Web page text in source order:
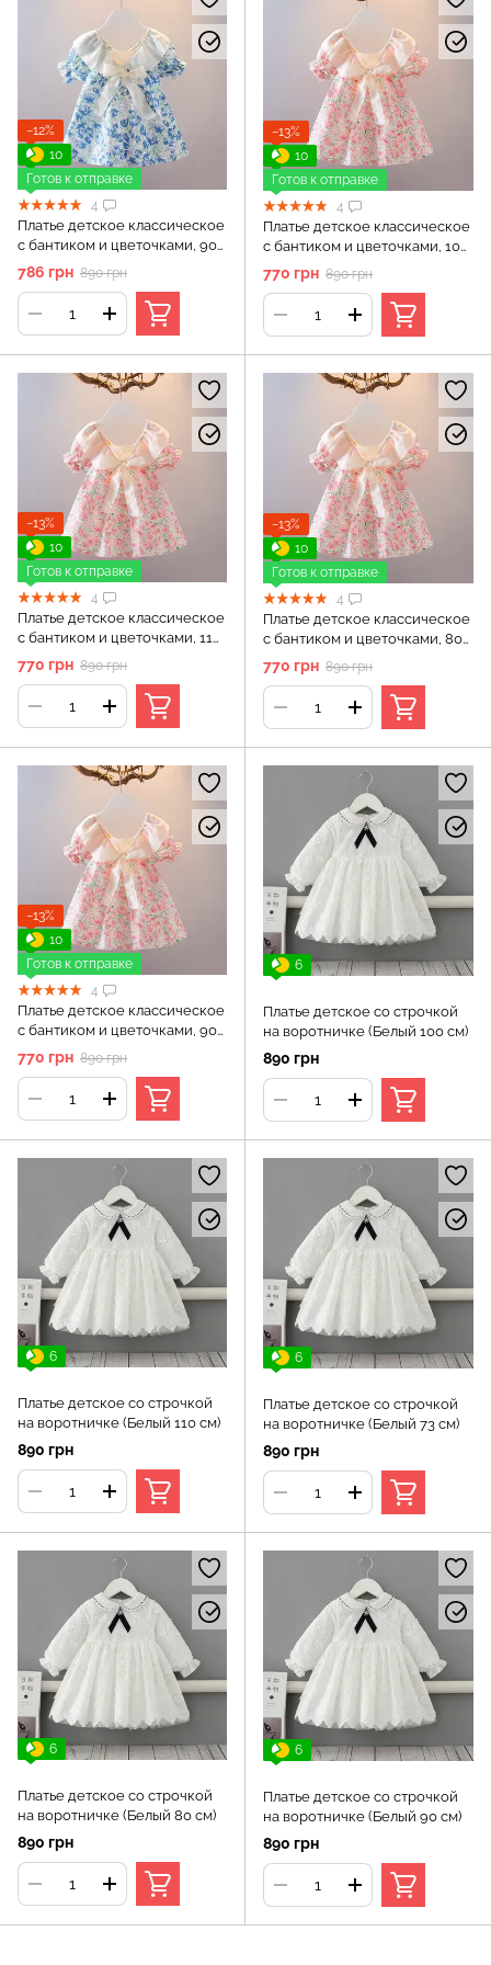
−12%
10
Готов к отправке
4
Платье детское классическое
с бантиком и цветочками, 90
см, Голубой
786 грн 890 грн
−13%
10
Готов к отправке
4
Платье детское классическое
с бантиком и цветочками, 100
см, Розовый
770 грн 890 грн
−13%
10
Готов к отправке
4
Платье детское классическое
с бантиком и цветочками, 110
см, Розовый
770 грн 890 грн
−13%
10
Готов к отправке
4
Платье детское классическое
с бантиком и цветочками, 80
см, Розовый
770 грн 890 грн
−13%
10
Готов к отправке
4
Платье детское классическое
с бантиком и цветочками, 90
см, Розовый
770 грн 890 грн
6
Платье детское со строчкой
на воротничке (Белый 100 см)
890 грн
6
Платье детское со строчкой
на воротничке (Белый 110 см)
890 грн
6
Платье детское со строчкой
на воротничке (Белый 73 см)
890 грн
6
Платье детское со строчкой
на воротничке (Белый 80 см)
890 грн
6
Платье детское со строчкой
на воротничке (Белый 90 см)
890 грн